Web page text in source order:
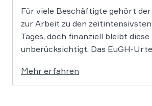
Für viele Beschäftigte gehört der
zur Arbeit zu den zeitintensivsten
Tages, doch finanziell bleibt
unberücksichtigt. Das EuGH-
vielen Arbeitnehmern den Weg zu
Vergütung der Wegezeit ebnen.
Mehr erfahren